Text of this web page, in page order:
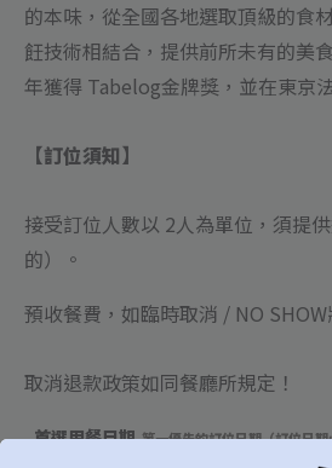
的本味，從全國各地選取頂級的食
飪技術相結合，提供前所未有的美
年獲得 Tabelog金牌獎，並在東京
【訂位須知】
接受訂位人數以 2人為單位，須提
的）。
預收餐費，如臨時取消 / NO
取消退款政策如同餐廳所規定！
首選用餐日期 第一優先的訂位日期（訂位日